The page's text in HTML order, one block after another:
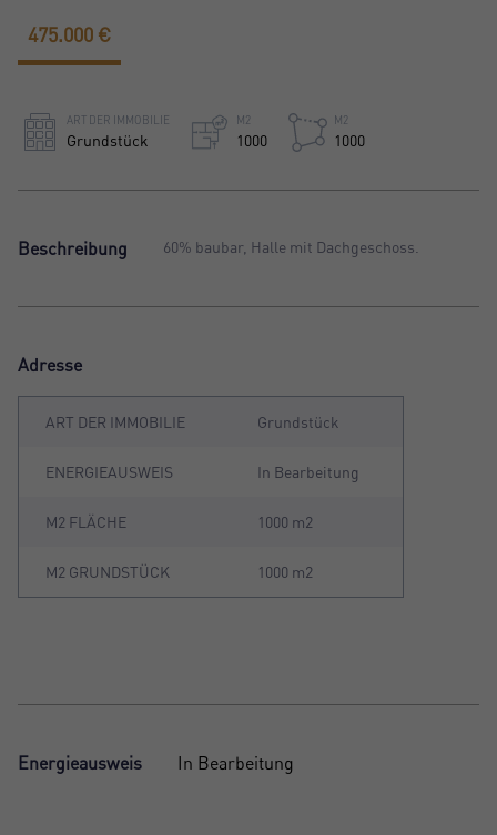
ART DER IMMOBILIE
Grundstück
M2
1000
M2
1000
475.000 €
Beschreibung 60% baubar, Halle mit Dachgeschoss.
Adresse
ART DER IMMOBILIE Grundstück
ENERGIEAUSWEIS In Bearbeitung
M2 FLÄCHE 1000 m2
M2 GRUNDSTÜCK 1000 m2
Energieausweis In Bearbeitung